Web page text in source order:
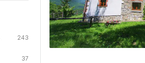
243
37